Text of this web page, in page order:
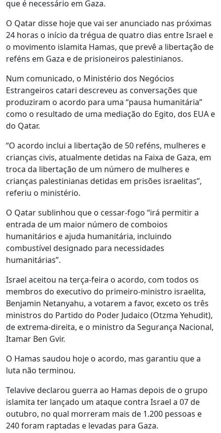
que é necessário em Gaza.
O Qatar disse hoje que vai ser anunciado nas próximas
24 horas o início da trégua de quatro dias entre Israel e
o movimento islamita Hamas, que prevê a libertação de
reféns em Gaza e de prisioneiros palestinianos.
Num comunicado, o Ministério dos Negócios
Estrangeiros catari descreveu as conversações que
produziram o acordo para uma “pausa humanitária”
como o resultado de uma mediação do Egito, dos EUA e
do Qatar.
“O acordo inclui a libertação de 50 reféns, mulheres e
crianças civis, atualmente detidas na Faixa de Gaza, em
troca da libertação de um número de mulheres e
crianças palestinianas detidas em prisões israelitas”,
referiu o ministério.
O Qatar sublinhou que o cessar-fogo “irá permitir a
entrada de um maior número de comboios
humanitários e ajuda humanitária, incluindo
combustível designado para necessidades
humanitárias”.
Israel aceitou na terça-feira o acordo, com todos os
membros do executivo do primeiro-ministro israelita,
Benjamin Netanyahu, a votarem a favor, exceto os três
ministros do Partido do Poder Judaico (Otzma Yehudit),
de extrema-direita, e o ministro da Segurança Nacional,
Itamar Ben Gvir.
O Hamas saudou hoje o acordo, mas garantiu que a
luta não terminou.
Telavive declarou guerra ao Hamas depois de o grupo
islamita ter lançado um ataque contra Israel a 07 de
outubro, no qual morreram mais de 1.200 pessoas e
240 foram raptadas e levadas para Gaza.